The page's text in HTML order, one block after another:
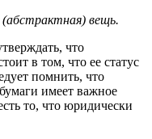
(абстрактная) вещь.
что
в том, что ее статус
помнить, что
имеет важное
то, что юридически